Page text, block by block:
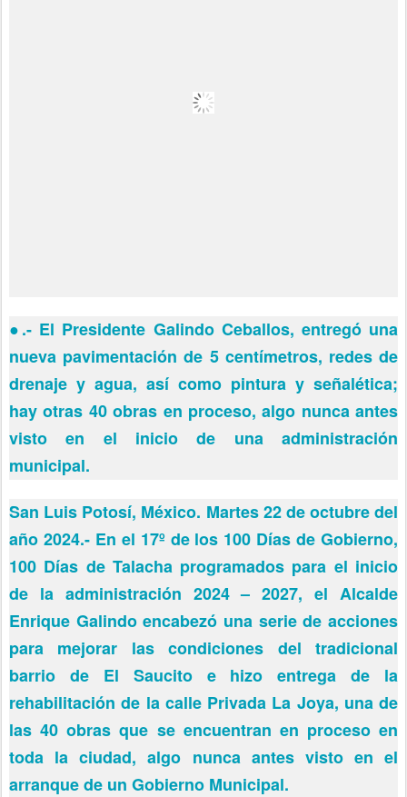
●.- El Presidente Galindo Ceballos, entregó una
nueva pavimentación de 5 centímetros, redes de
drenaje y agua, así como pintura y señalética;
hay otras 40 obras en proceso, algo nunca antes
visto en el inicio de una administración
municipal.
San Luis Potosí, México. Martes 22 de octubre del
año 2024.- En el 17º de los 100 Días de Gobierno,
100 Días de Talacha programados para el inicio
de la administración 2024 – 2027, el Alcalde
Enrique Galindo encabezó una serie de acciones
para mejorar las condiciones del tradicional
barrio de El Saucito e hizo entrega de la
rehabilitación de la calle Privada La Joya, una de
las 40 obras que se encuentran en proceso en
toda la ciudad, algo nunca antes visto en el
arranque de un Gobierno Municipal.